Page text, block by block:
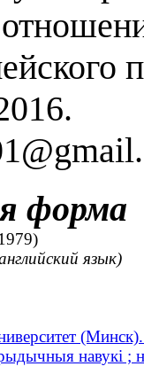
форма
язык)
навукі ;